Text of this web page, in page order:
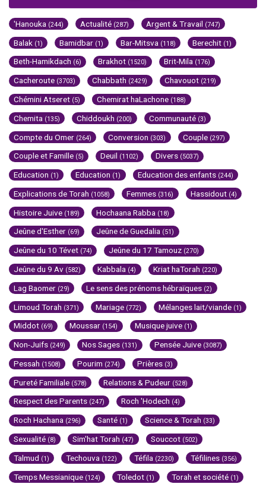
'Hanouka (244) Actualité (287) Argent & Travail (747)
Balak (1) Bamidbar (1) Bar-Mitsva (118) Berechit (1)
Beth-Hamikdach (6) Brakhot (1520) Brit-Mila (176)
Cacheroute (3703) Chabbath (2429) Chavouot (219)
Chémini Atseret (5) Chemirat haLachone (188)
Chemita (135) Chiddoukh (200) Communauté (3)
Compte du Omer (264) Conversion (303) Couple (297)
Couple et Famille (5) Deuil (1102) Divers (5037)
Education (1) Education (1) Education des enfants (244)
Explications de Torah (1058) Femmes (316) Hassidout (4)
Histoire Juive (189) Hochaana Rabba (18)
Jeûne d'Esther (69) Jeûne de Guedalia (51)
Jeûne du 10 Tévet (74) Jeûne du 17 Tamouz (270)
Jeûne du 9 Av (582) Kabbala (4) Kriat haTorah (220)
Lag Baomer (29) Le sens des prénoms hébraïques (2)
Limoud Torah (371) Mariage (772) Mélanges lait/viande (1)
Middot (69) Moussar (154) Musique juive (1)
Non-Juifs (249) Nos Sages (131) Pensée Juive (3087)
Pessah (1508) Pourim (274) Prières (3)
Pureté Familiale (578) Relations & Pudeur (528)
Respect des Parents (247) Roch 'Hodech (4)
Roch Hachana (296) Santé (1) Science & Torah (33)
Sexualité (8) Sim'hat Torah (47) Souccot (502)
Talmud (1) Techouva (122) Téfila (2230) Téfilines (356)
Temps Messianique (124) Toledot (1) Torah et société (1)